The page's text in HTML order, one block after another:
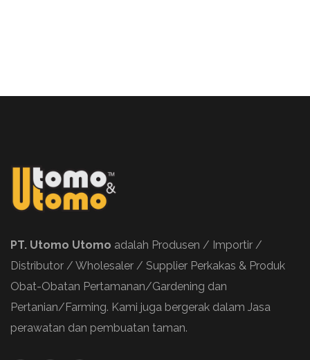
PT. Utomo Utomo adalah Produsen / Importir /
Distributor / Wholesaler / Supplier Perkakas & Produk
Obat-Obatan Pertamanan/Gardening dan
Pertanian/Farming. Kami juga bergerak dalam Jasa
perawatan dan pembuatan taman.